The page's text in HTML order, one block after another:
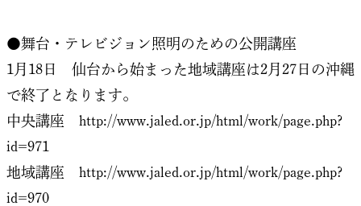
●舞台・テレビジョン照明のための公開講座
1月18日 仙台から始まった地域講座は2月27日の沖縄
で終了となります。
中央講座 http://www.jaled.or.jp/html/work/page.php?
id=971
地域講座 http://www.jaled.or.jp/html/work/page.php?
id=970